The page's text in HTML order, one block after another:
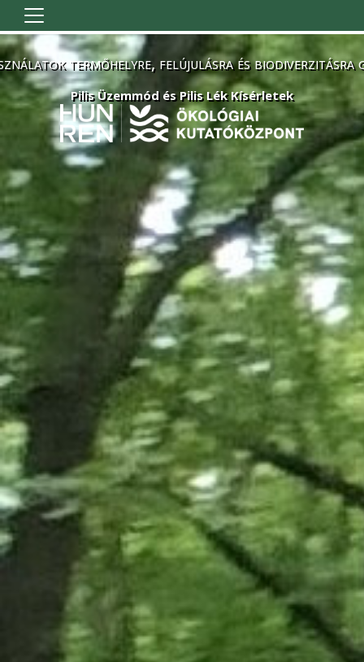
Ugrás a tartalomra
termőhelyre, felújulásra és
Pilis Üzemmód és Pilis Lék Kísérletek